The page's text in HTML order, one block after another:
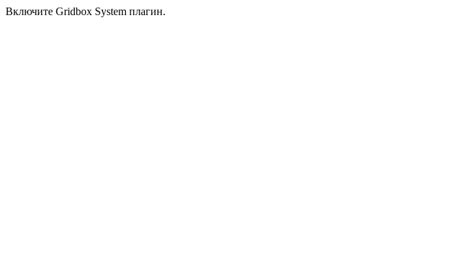
Включите Gridbox System плагин.